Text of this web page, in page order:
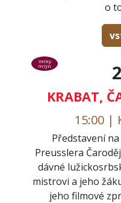
o
KRABAT,
Velký
mlýn
15:00 |
Představení
Preusslera
dávné
mistrovi a jeho
jeho filmové